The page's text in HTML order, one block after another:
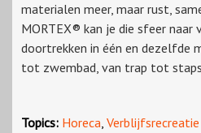
materialen meer, maar rust,
MORTEX® kan je die sfeer naar
doortrekken in één en dezelfde
tot zwembad, van trap tot
Topics: Horeca, Verblijfsrecreatie